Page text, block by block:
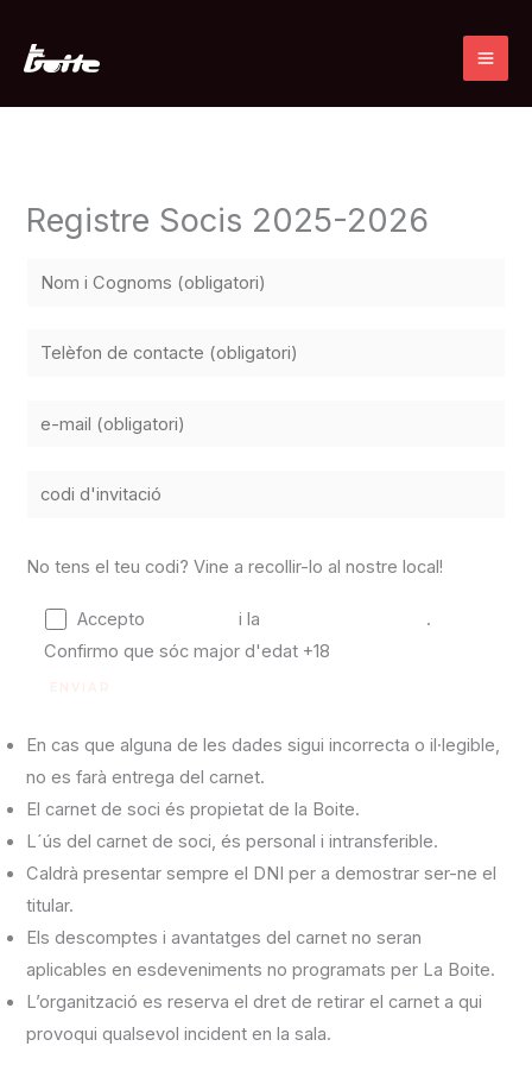
contenido
Registre Socis 2025-2026
No tens el teu codi? Vine a recollir-lo al nostre local!
Accepto i la
.
Confirmo que sóc major d'edat +18
En cas que alguna de les dades sigui incorrecta o il·legible,
no es farà entrega del carnet.
El carnet de soci és propietat de la Boite.
L´ús del carnet de soci, és personal i intransferible.
Caldrà presentar sempre el DNI per a demostrar ser-ne el
titular.
Els descomptes i avantatges del carnet no seran
aplicables en esdeveniments no programats per La Boite.
L’organització es reserva el dret de retirar el carnet a qui
provoqui qualsevol incident en la sala.